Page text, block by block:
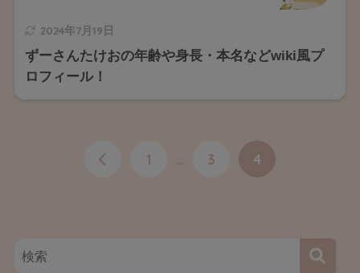
2024年7月19日
ずーさんたけおの年齢や身長・本名などwiki風プ
ロフィール！
1 3 4